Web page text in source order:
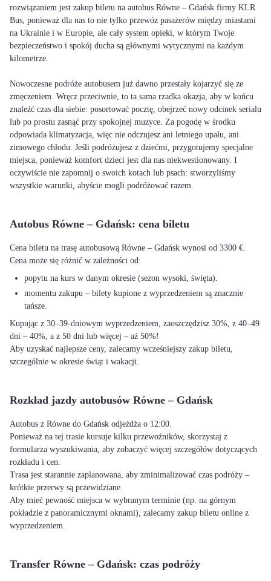
rozwiązaniem jest zakup biletu na autobus Równe – Gdańsk firmy KLR
Bus, ponieważ dla nas to nie tylko przewóz pasażerów między miastami
na Ukrainie i w Europie, ale cały system opieki, w którym Twoje
bezpieczeństwo i spokój ducha są głównymi wytycznymi na każdym
kilometrze.
Nowoczesne podróże autobusem już dawno przestały kojarzyć się ze
zmęczeniem. Wręcz przeciwnie, to ta sama rzadka okazja, aby w końcu
znaleźć czas dla siebie: posortować pocztę, obejrzeć nowy odcinek serialu
lub po prostu zasnąć przy spokojnej muzyce. Za pogodę w środku
odpowiada klimatyzacja, więc nie odczujesz ani letniego upału, ani
zimowego chłodu. Jeśli podróżujesz z dziećmi, przygotujemy specjalne
miejsca, ponieważ komfort dzieci jest dla nas niekwestionowany. I
oczywiście nie zapomnij o swoich kotach lub psach: stworzyliśmy
wszystkie warunki, abyście mogli podróżować razem.
Autobus Równe – Gdańsk: cena biletu
Cena biletu na trasę autobusową Równe – Gdańsk wynosi od 3300 €.
Cena może się różnić w zależności od:
popytu na kurs w danym okresie (sezon wysoki, święta).
momentu zakupu – bilety kupione z wyprzedzeniem są znacznie
tańsze.
Kupując z 30–39-dniowym wyprzedzeniem, zaoszczędzisz 30%, z 40–49
dni – 40%, a z 50 dni lub więcej – aż 50%!
Aby uzyskać najlepsze ceny, zalecamy wcześniejszy zakup biletu,
szczególnie w okresie świąt i wakacji.
Rozkład jazdy autobusów Równe – Gdańsk
Autobus z Równe do Gdańsk odjeżdża o 12:00.
Ponieważ na tej trasie kursuje kilku przewoźników, skorzystaj z
formularza wyszukiwania, aby zobaczyć więcej szczegółów dotyczących
rozkładu i cen.
Trasa jest starannie zaplanowana, aby zminimalizować czas podróży –
krótkie przerwy są przewidziane.
Aby mieć pewność miejsca w wybranym terminie (np. na górnym
pokładzie z panoramicznymi oknami), zalecamy zakup biletu online z
wyprzedzeniem.
Transfer Równe – Gdańsk: czas podróży